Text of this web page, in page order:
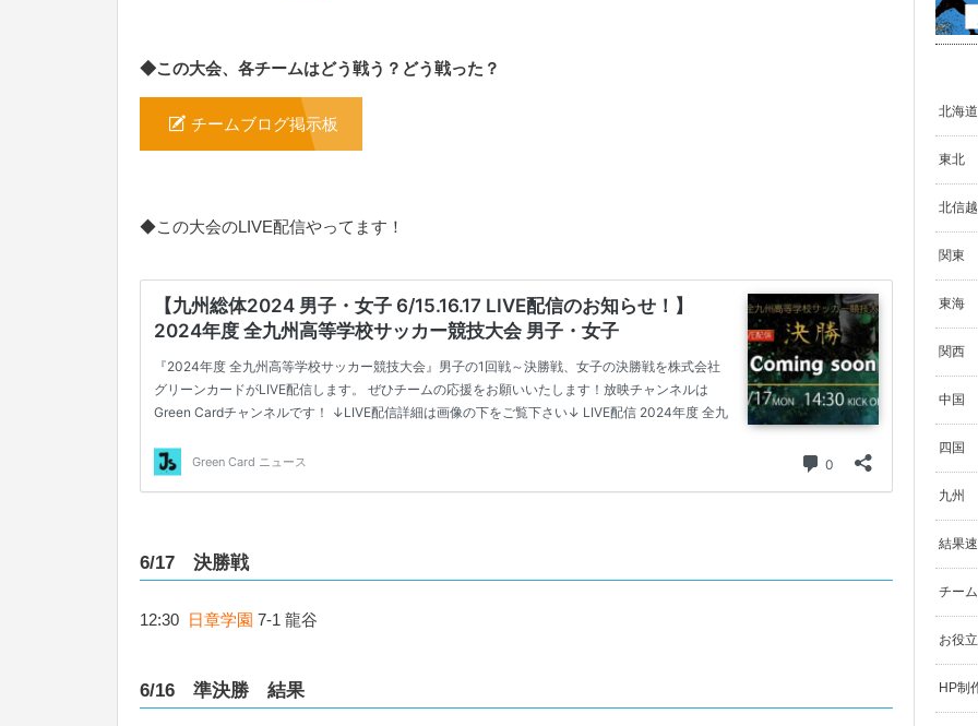
◆この大会、各チームはどう戦う？どう戦った？
チームブログ掲示板
◆この大会のLIVE配信やってます！
6/17 決勝戦
12:30 日章学園 7-1 龍谷
6/16 準決勝 結果
北海道
東北
北信越
関東
東海
関西
中国
四国
九州
結果
チー
お役
HP制